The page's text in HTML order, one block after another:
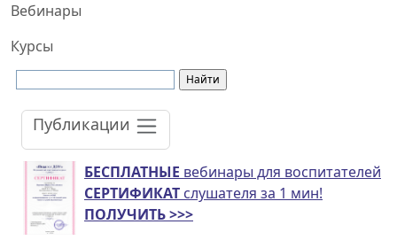
Вебинары
Курсы
Публикации
БЕСПЛАТНЫЕ вебинары для воспитателей
СЕРТИФИКАТ слушателя за 1 мин!
ПОЛУЧИТЬ >>>